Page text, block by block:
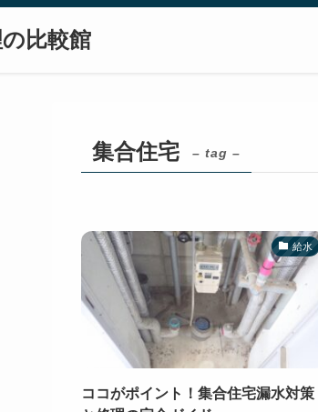
比較館
集合住宅 – tag –
給水
ココがポイント！集合住宅漏水対策